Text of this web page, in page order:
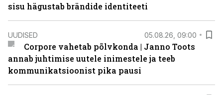
sisu hägustab brändide identiteeti
UUDISED 05.08.26, 09:00
Corpore vahetab põlvkonda | Janno Toots
annab juhtimise uutele inimestele ja teeb
kommunikatsioonist pika pausi